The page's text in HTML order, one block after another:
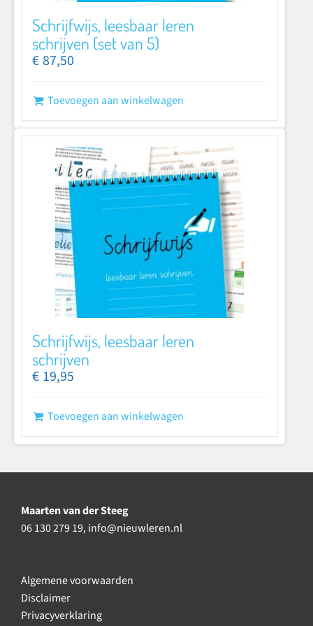
Schrijfwijs, leesbaar leren
schrijven (set van 5)
€87,50
Toevoegen aan winkelwagen
Schrijfwijs, leesbaar leren
schrijven
€ 19,95
Toevoegen aan winkelwagen
Maarten van der Steeg
06 130 279 19,info@nieuwleren.nl
Algemene voorwaarden
Disclaimer
Privacyverklaring